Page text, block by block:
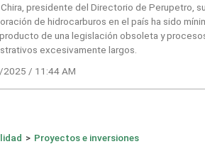
presidente del Directorio de Perupetro,
de hidrocarburos en el país ha sido
de una legislación obsoleta y
excesivamente largos.
/ 11:44 AM
> Proyectos e inversiones